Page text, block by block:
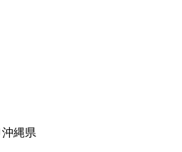
沖縄県